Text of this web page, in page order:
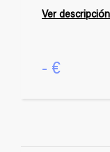
Ver
- €